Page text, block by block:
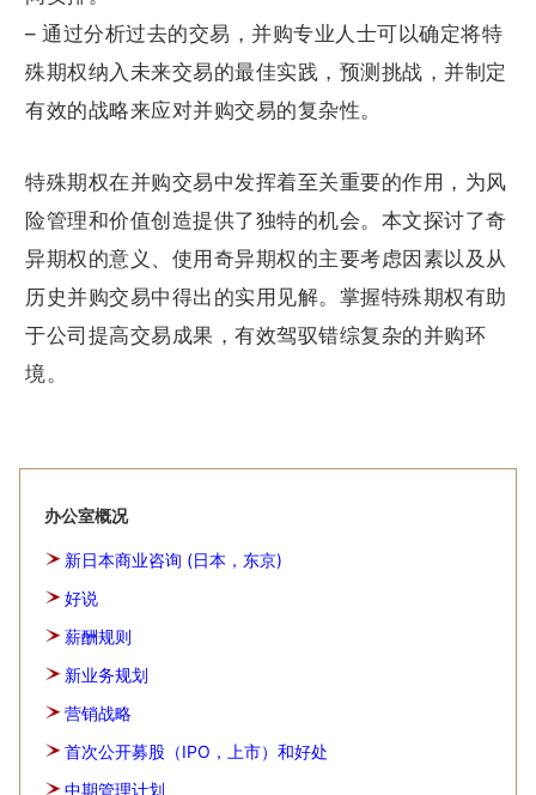
– 通过分析过去的交易，并购专业人士可以确定将特
殊期权纳入未来交易的最佳实践，预测挑战，并制定
有效的战略来应对并购交易的复杂性。
特殊期权在并购交易中发挥着至关重要的作用，为风
险管理和价值创造提供了独特的机会。本文探讨了奇
异期权的意义、使用奇异期权的主要考虑因素以及从
历史并购交易中得出的实用见解。掌握特殊期权有助
于公司提高交易成果，有效驾驭错综复杂的并购环
境。
办公室概况
新日本商业咨询 (日本，东京)
好说
薪酬规则
新业务规划
营销战略
首次公开募股（IPO，上市）和好处
中期管理计划